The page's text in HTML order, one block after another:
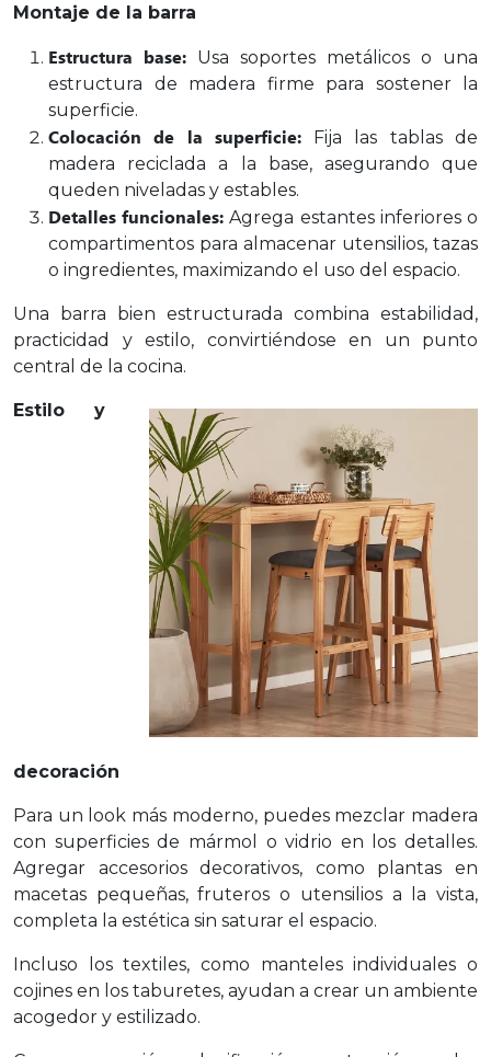
Montaje de la barra
Estructura base: Usa soportes metálicos o una
estructura de madera firme para sostener la
superficie.
Colocación de la superficie: Fija las tablas de
madera reciclada a la base, asegurando que
queden niveladas y estables.
Detalles funcionales:Agrega estantes inferiores o
compartimentos para almacenar utensilios, tazas
o ingredientes, maximizando el uso del espacio.
Una barra bien estructurada combina estabilidad,
practicidad y estilo, convirtiéndose en un punto
central de la cocina.
Estilo y
decoración
Para un look más moderno, puedes mezclar madera
con superficies de mármol o vidrio en los detalles.
Agregar accesorios decorativos, como plantas en
macetas pequeñas, fruteros o utensilios a la vista,
completa la estética sin saturar el espacio.
Incluso los textiles, como manteles individuales o
cojines en los taburetes, ayudan a crear un ambiente
acogedor y estilizado.